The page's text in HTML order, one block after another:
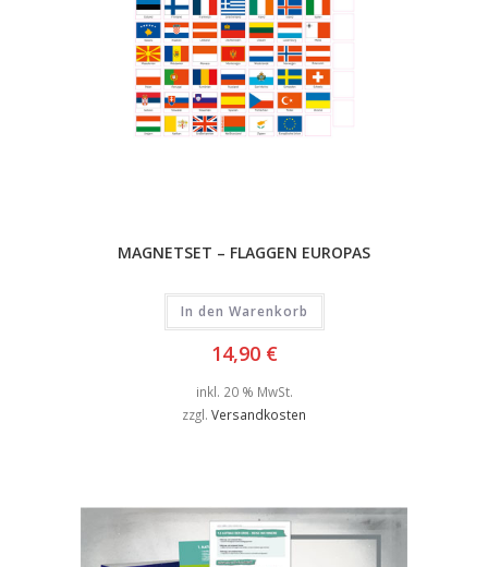
MAGNETSET – FLAGGEN EUROPAS
In den Warenkorb
14,90 €
inkl. 20 % MwSt.
zzgl. Versandkosten